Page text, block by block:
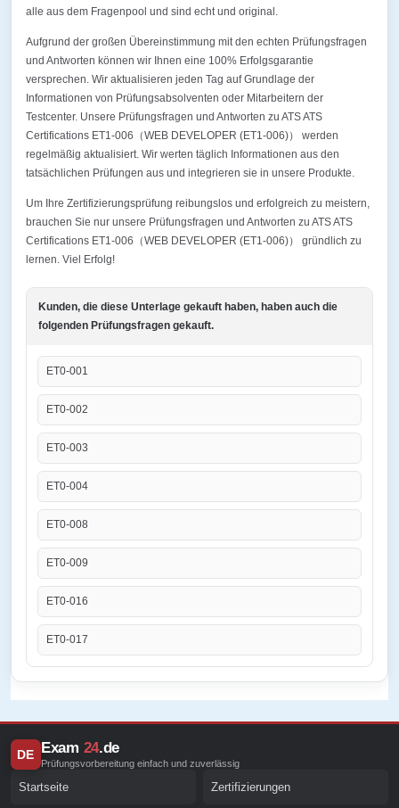
alle aus dem Fragenpool und sind echt und original.
Aufgrund der großen Übereinstimmung mit den echten Prüfungsfragen
und Antworten können wir Ihnen eine 100% Erfolgsgarantie
versprechen. Wir aktualisieren jeden Tag auf Grundlage der
Informationen von Prüfungsabsolventen oder Mitarbeitern der
Testcenter. Unsere Prüfungsfragen und Antworten zu ATS ATS
Certifications ET1-006（WEB DEVELOPER (ET1-006)） werden
regelmäßig aktualisiert. Wir werten täglich Informationen aus den
tatsächlichen Prüfungen aus und integrieren sie in unsere Produkte.
Um Ihre Zertifizierungsprüfung reibungslos und erfolgreich zu meistern,
brauchen Sie nur unsere Prüfungsfragen und Antworten zu ATS ATS
Certifications ET1-006（WEB DEVELOPER (ET1-006)） gründlich zu
lernen. Viel Erfolg!
Kunden, die diese Unterlage gekauft haben, haben auch die
folgenden Prüfungsfragen gekauft.
ET0-001
ET0-002
ET0-003
ET0-004
ET0-008
ET0-009
ET0-016
ET0-017
DE Exam 24.de
Prüfungsvorbereitung einfach und zuverlässig
Startseite Zertifizierungen